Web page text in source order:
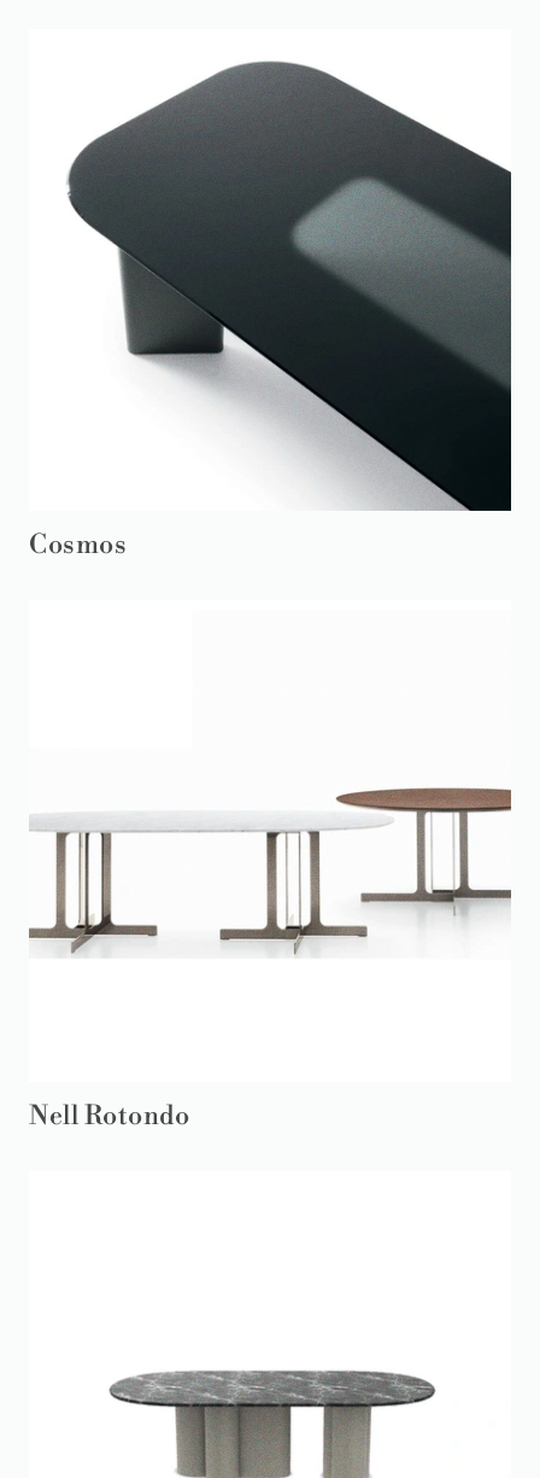
Cosmos
Nell Rotondo